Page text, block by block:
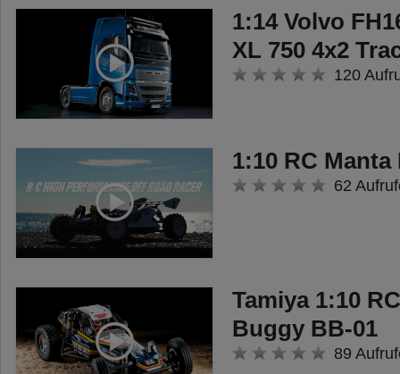
1:14 Volvo
XL 750 4x2
120
1:10 RC Manta
62
Tamiya 1:10
Buggy BB-01
89